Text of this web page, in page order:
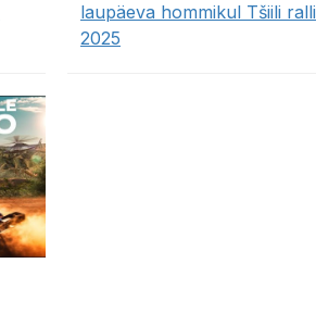
laupäeva hommikul Tšiili ralli
2025